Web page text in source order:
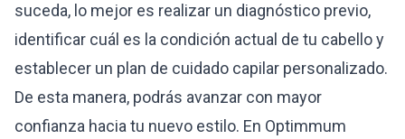
suceda, lo mejor es realizar un diagnóstico previo,
identificar cuál es la condición actual de tu cabello y
establecer un plan de cuidado capilar personalizado.
De esta manera, podrás avanzar con mayor
confianza hacia tu nuevo estilo. En Optimmum